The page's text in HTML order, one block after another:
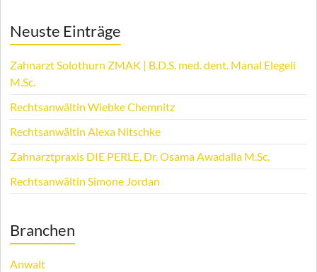
Neuste Einträge
Zahnarzt Solothurn ZMAK | B.D.S. med. dent. Manal Elegeli
M.Sc.
Rechtsanwältin Wiebke Chemnitz
Rechtsanwältin Alexa Nitschke
Zahnarztpraxis DIE PERLE, Dr. Osama Awadalla M.Sc.
Rechtsanwältin Simone Jordan
Branchen
Anwalt